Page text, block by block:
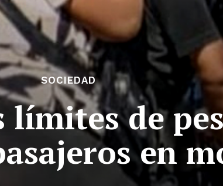
SOCIEDAD
límites de
en